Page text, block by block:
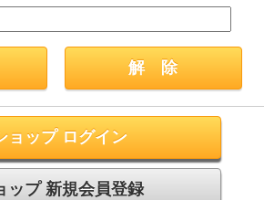
ョップ ログイン
ップ 新規会員登録